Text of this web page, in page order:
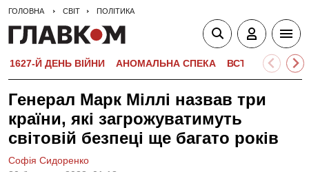
ГОЛОВНА СВІТ ПОЛІТИКА
1627-Й ДЕНЬ ВІЙНИ АНОМАЛЬНА СПЕКА ВСТУПНА
Генерал Марк Міллі назвав три
країни, які загрожуватимуть
світовій безпеці ще багато років
Софія Сидоренко